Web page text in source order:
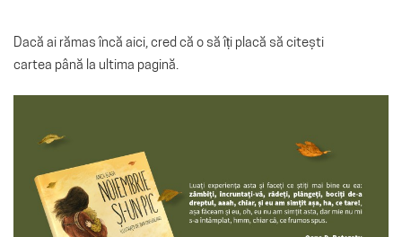
Dacă ai rămas încă aici, cred că o să îți placă să citești
cartea până la ultima pagină.